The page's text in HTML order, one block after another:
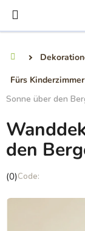
Inhalt
springen
Fürs Kinderzimmer
Sonne über den
den
Die
Produktbewertung
(0)